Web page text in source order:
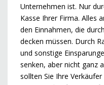
Unternehmen ist. Nur
Kasse Ihrer Firma. Alles
den Einnahmen, die
decken müssen. Durch
und sonstige
senken, aber nicht ganz
sollten Sie Ihre